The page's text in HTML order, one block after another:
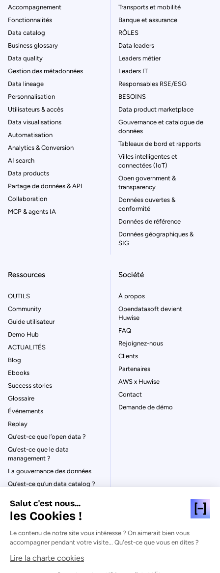
Accompagnement
Fonctionnalités
Data catalog
Business glossary
Data quality
Gestion des métadonnées
Data lineage
Personnalisation
Utilisateurs & accès
Data visualisations
Automatisation
Analytics & Conversion
AI search
Data products
Partage de données & API
Collaboration
MCP & agents IA
Transports et mobilité
Banque et assurance
RÔLES
Data leaders
Leaders métier
Leaders IT
Responsables RSE/ESG
BESOINS
Data product marketplace
Gouvernance et catalogue de
données
Tableaux de bord et rapports
Villes intelligentes et
connectées (IoT)
Open government &
transparency
Données ouvertes &
conformité
Données de référence
Données géographiques &
SIG
Ressources
OUTILS
Community
Guide utilisateur
Demo Hub
ACTUALITÉS
Blog
Ebooks
Success stories
Glossaire
Événements
Replay
Qu’est-ce que l’open data ?
Qu’est-ce que le data
management ?
La gouvernance des données
Qu’est-ce qu’un data catalog ?
Société
À propos
Opendatasoft devient
Huwise
FAQ
Rejoignez-nous
Clients
Partenaires
AWS x Huwise
Contact
Demande de démo
© Huwise 2026
Politique de Confidentialité
Salut c'est nous...
les Cookies !
Le contenu de notre site vous intéresse ? On aimerait bien vous
accompagner pendant votre visite... Qu'est-ce que vous en dites ?
Lire la charte cookies